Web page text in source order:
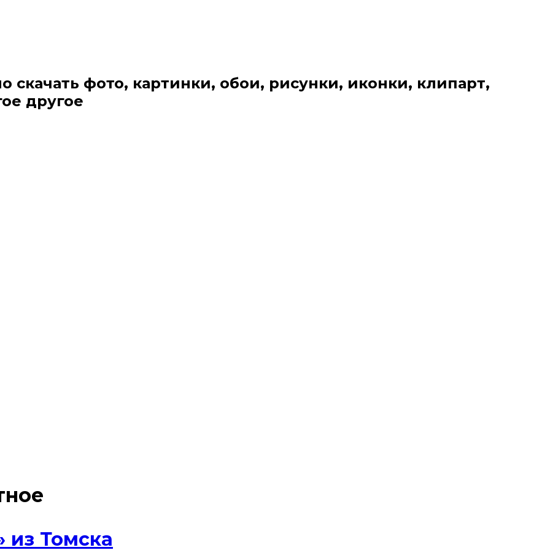
скачать фото, картинки, обои, рисунки, иконки, клипарт,
другое
из Томска